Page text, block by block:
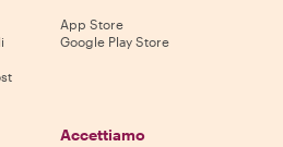
App Store
Google Play Store
Accettiamo